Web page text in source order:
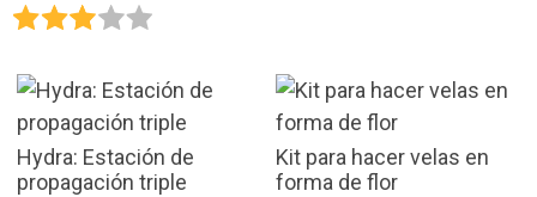
Hydra: Estación de
propagación triple
Kit para hacer velas en
forma de flor